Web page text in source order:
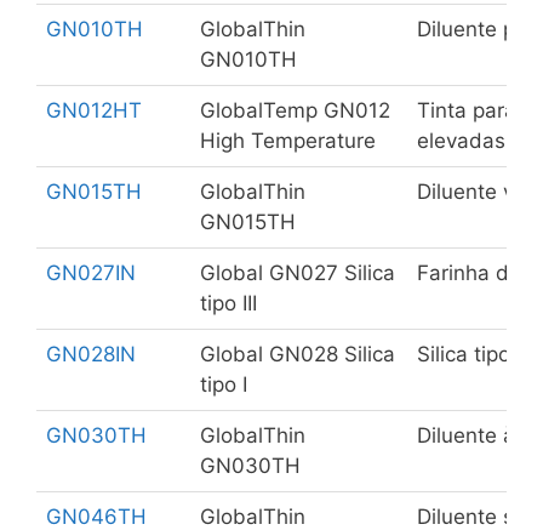
GN010TH
GlobalThin
GN010TH
Diluente
GN012HT
GlobalTemp GN012
High Temperature
Tinta para
elevadas
GN015TH
GlobalThin
GN015TH
Diluente
GN027IN
Global GN027 Silica
tipo III
Farinha de
GN028IN
Global GN028 Silica
tipo I
Silica tipo I
GN030TH
GlobalThin
GN030TH
Diluente à
GN046TH
GlobalThin
Diluente